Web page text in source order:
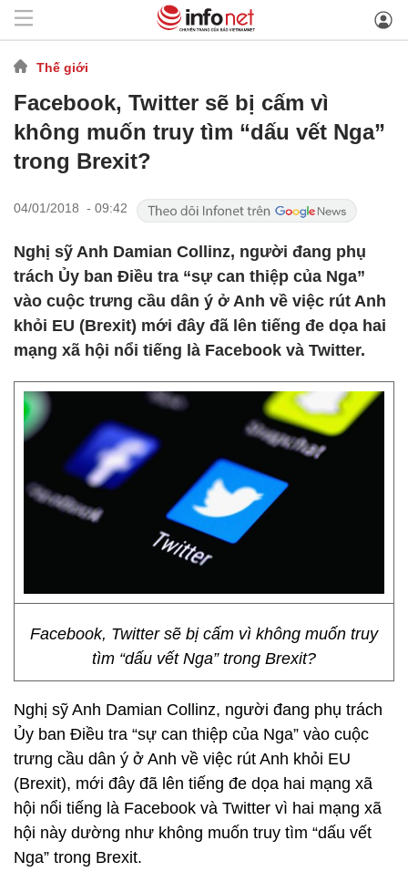
Thế giới
Facebook, Twitter sẽ bị cấm vì
không muốn truy tìm “dấu vết Nga”
trong Brexit?
04/01/2018 - 09:42
Nghị sỹ Anh Damian Collinz, người đang phụ
trách Ủy ban Điều tra “sự can thiệp của Nga”
vào cuộc trưng cầu dân ý ở Anh về việc rút Anh
khỏi EU (Brexit) mới đây đã lên tiếng đe dọa hai
mạng xã hội nổi tiếng là Facebook và Twitter.
Facebook, Twitter sẽ bị cấm vì không muốn truy
tìm “dấu vết Nga” trong Brexit?
Nghị sỹ Anh Damian Collinz, người đang phụ trách
Ủy ban Điều tra “sự can thiệp của Nga” vào cuộc
trưng cầu dân ý ở Anh về việc rút Anh khỏi EU
(Brexit), mới đây đã lên tiếng đe dọa hai mạng xã
hội nổi tiếng là Facebook và Twitter vì hai mạng xã
hội này dường như không muốn truy tìm “dấu vết
Nga” trong Brexit.